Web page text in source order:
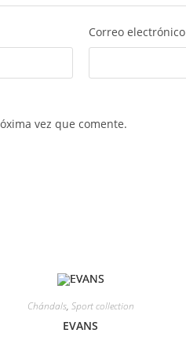
Correo electrónico
vez que comente.
Chándals, Sport collection
EVANS